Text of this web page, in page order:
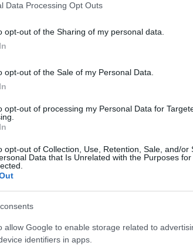
Data Processing Opt Outs
opt-out of the Sharing of my personal data.
opt-out of the Sale of my Personal Data.
opt-out of processing my Personal Data for
opt-out of Collection, Use, Retention, Sale, and/or
Data that Is Unrelated with the Purposes
allow Google to enable storage related to
identifiers in apps.
de seus
mas já indica uma estratégia agressiva
entre
de suprimentos
se sua
mês. Essa meta elevaria a produção para
um esforço coordenado de todos os
do
de Aviação dos EUA (FAA) . O
CEO
para atingir essa nova meta nos